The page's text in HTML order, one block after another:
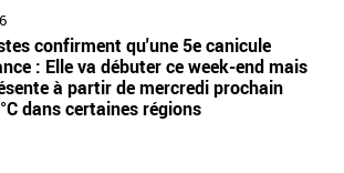
confirment qu'une 5e canicule
: Elle va débuter ce week-end mais
à partir de mercredi prochain
dans certaines régions